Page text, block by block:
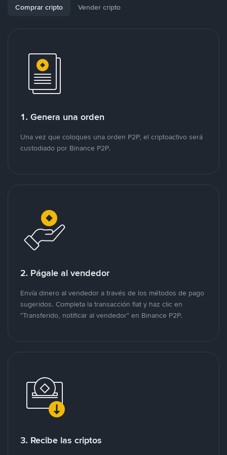
Comprar cripto Vender cripto
1. Genera una orden
Una vez que coloques una orden P2P, el criptoactivo será
custodiado por Binance P2P.
2. Págale al vendedor
Envía dinero al vendedor a través de los métodos de pago
sugeridos. Completa la transacción fiat y haz clic en
"Transferido, notificar al vendedor" en Binance P2P.
3. Recibe las criptos